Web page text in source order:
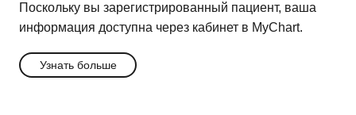
Поскольку вы зарегистрированный пациент, ваша
информация доступна через кабинет в MyChart.
Узнать больше